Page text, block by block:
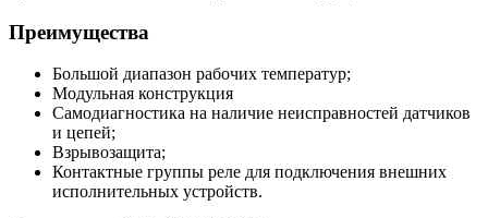
Преимущества
Большой диапазон рабочих температур;
Модульная конструкция
Самодиагностика на наличие неисправностей датчиков
и цепей;
Взрывозащита;
Контактные группы реле для подключения внешних
исполнительных устройств.